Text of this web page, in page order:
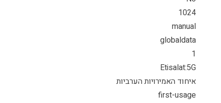
1024
manual
globaldata
1
Etisalat:5G
איחוד האמירויות הערביות
first-usage